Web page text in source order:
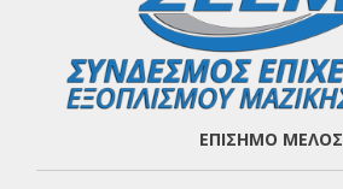
ΕΠΙΣΗΜΟ ΜΕΛΟΣ